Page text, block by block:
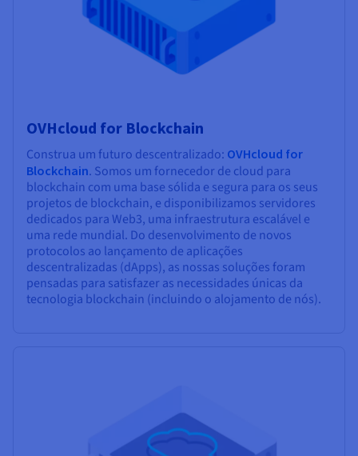
OVHcloud for Blockchain
Construa um futuro descentralizado: OVHcloud for
Blockchain. Somos um fornecedor de cloud para
blockchain com uma base sólida e segura para os seus
projetos de blockchain, e disponibilizamos servidores
dedicados para Web3, uma infraestrutura escalável e
uma rede mundial. Do desenvolvimento de novos
protocolos ao lançamento de aplicações
descentralizadas (dApps), as nossas soluções foram
pensadas para satisfazer as necessidades únicas da
tecnologia blockchain (incluindo o alojamento de nós).